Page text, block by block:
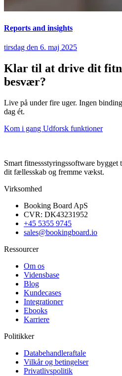
Reports and insights
tirsdag den 6. maj 2025
Klar til at drive dit
besvær?
Live på under fire uger. Ingen
dag ét.
Kom i gang Udforsk funktioner
Smart fitnessstyringssoftware
dit fællesskab og fremme vækst.
Virksomhed
Booking Board ApS
CVR: DK43231952
+45 5355 9745
sales@bookingboard.io
Ressourcer
Om os
Vidensbase
Blog
Kundecases
Integrationer
Ebooks
Karriere
Politikker
Databehandleraftale
Vilkår og betingelser
Privatlivspolitik